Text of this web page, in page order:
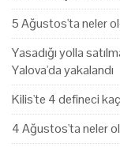
5 Ağustos'ta neler
Yasadığı yolla
Yalova'da yakalandı
Kilis'te 4 defineci
4 Ağustos'ta neler